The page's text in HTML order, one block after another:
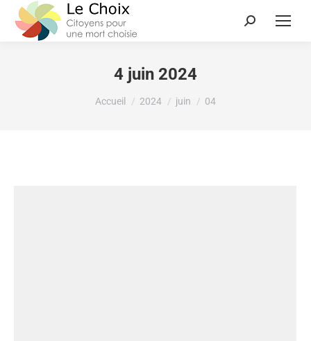
4 juin 2024
Vous êtes ici :
Accueil 2024 juin 04